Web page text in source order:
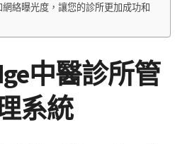
絡曝光度，讓您的診所更加成功和
中醫診所管
系統